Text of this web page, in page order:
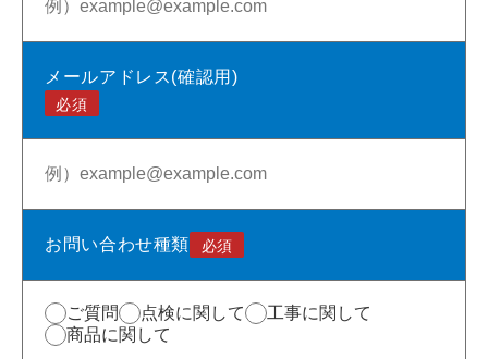
メールアドレス(確認用)
お問い合わせ種類
ご質問 点検に関して
工事に関して
商品に関して